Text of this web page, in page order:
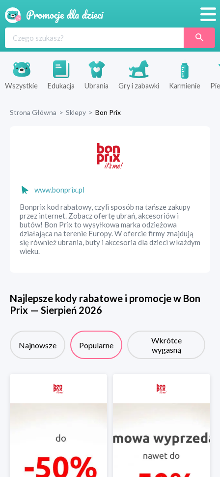
Produkty
Sklepy
Wszystkie Edukacja Ubrania Gry i zabawki Karmienie
Strona Główna > Sklepy > Bon Prix
www.bonprix.pl
Bonprix kod rabatowy, czyli sposób na tańsze zakupy
przez internet. Zobacz ofertę ubrań, akcesoriów i
butów! Bon Prix to wysyłkowa marka odzieżowa
działająca na terenie Europy. W ofercie firmy znajdują
się również ubrania, buty i akcesoria dla dzieci w każdym
wieku.
Najlepsze kody rabatowe i promocje w Bon
Prix — Sierpień 2026
Najnowsze Popularne
Wkrótce
wygasną